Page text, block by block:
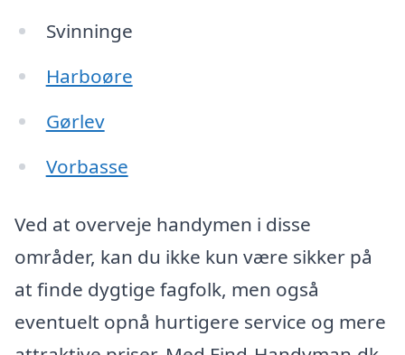
Svinninge
Harboøre
Gørlev
Vorbasse
Ved at overveje handymen i disse
områder, kan du ikke kun være sikker på
at finde dygtige fagfolk, men også
eventuelt opnå hurtigere service og mere